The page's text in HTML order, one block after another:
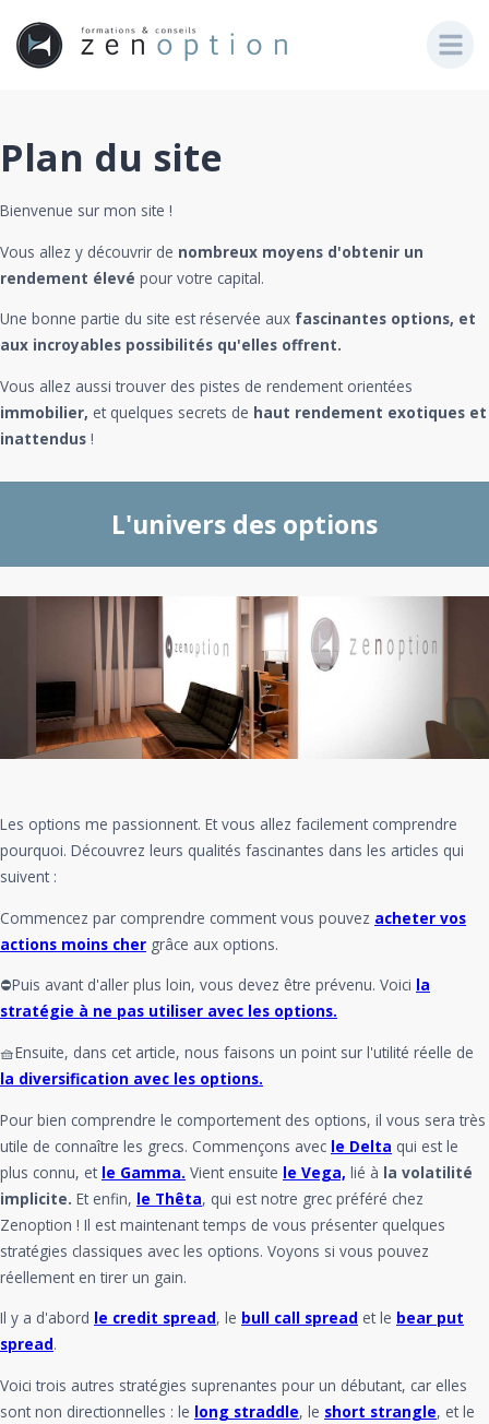
Plan du site
Bienvenue sur mon site !
Vous allez y découvrir de nombreux moyens d'obtenir un
rendement élevé pour votre capital.
Une bonne partie du site est réservée aux fascinantes options, et
aux incroyables possibilités qu'elles offrent.
Vous allez aussi trouver des pistes de rendement orientées
immobilier, et quelques secrets de haut rendement exotiques et
inattendus !
L'univers des options
Les options me passionnent. Et vous allez facilement comprendre
pourquoi. Découvrez leurs qualités fascinantes dans les articles qui
suivent :
Commencez par comprendre comment vous pouvez acheter vos
actions moins cher grâce aux options.
⛔Puis avant d'aller plus loin, vous devez être prévenu. Voici la
stratégie à ne pas utiliser avec les options.
🧺Ensuite, dans cet article, nous faisons un point sur l'utilité réelle de
la diversification avec les options.
Pour bien comprendre le comportement des options, il vous sera très
utile de connaître les grecs. Commençons avec le Delta qui est le
plus connu, et le Gamma. Vient ensuite le Vega, lié à la volatilité
implicite. Et enfin, le Thêta, qui est notre grec préféré chez
Zenoption ! Il est maintenant temps de vous présenter quelques
stratégies classiques avec les options. Voyons si vous pouvez
réellement en tirer un gain.
Il y a d'abord le credit spread, le bull call spread et le bear put
spread.
Voici trois autres stratégies suprenantes pour un débutant, car elles
sont non directionnelles : le long straddle, le short strangle, et le